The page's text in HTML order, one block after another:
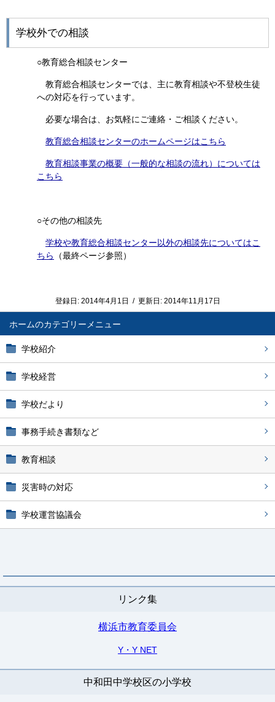
ホーム
学校紹介
学校経営
学校だより
事務手続き書類など
教育相談
災害時の対応
学校運営協議会
リンク集
横浜市教育委員会
Y・Y NET
中和田中学校区の小学校
学校外での相談
○教育総合相談センター
教育総合相談センターでは、主に教育相談や不登校生徒
への対応を行っています。
必要な場合は、お気軽にご連絡・ご相談ください。
教育総合相談センターのホームページはこちら
教育相談事業の概要（一般的な相談の流れ）については
こちら
○その他の相談先
学校や教育総合相談センター以外の相談先についてはこ
ちら
（最終ページ参照）
登録日: 2014年4月1日 / 更新日: 2014年11月17日